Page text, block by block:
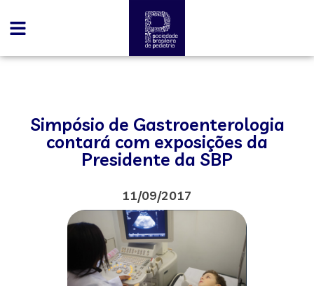
Simpósio de Gastroenterologia
contará com exposições da
Presidente da SBP
11/09/2017